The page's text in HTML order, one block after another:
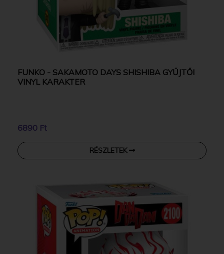
FUNKO - SAKAMOTO DAYS SHISHIBA GYŰJTŐI
VINYL KARAKTER
6890 Ft
RÉSZLETEK